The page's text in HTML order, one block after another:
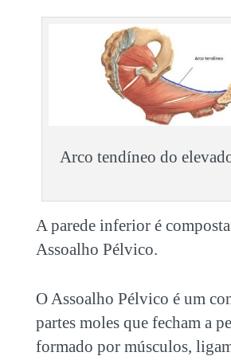
Arco tendíneo do
A parede inferior é
Assoalho Pélvico.
O Assoalho Pélvico é um
partes moles que fecham a
formado por músculos,